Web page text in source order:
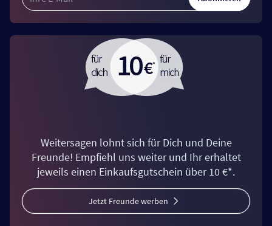
Weitersagen lohnt sich für Dich und Deine
Freunde! Empfiehl uns weiter und Ihr erhaltet
jeweils einen Einkaufsgutschein über 10 €*.
Jetzt Freunde werben